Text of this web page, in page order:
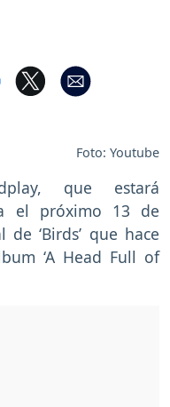
Foto: Youtube
que estará
el próximo 13 de
‘Birds’ que hace
‘A Head Full of